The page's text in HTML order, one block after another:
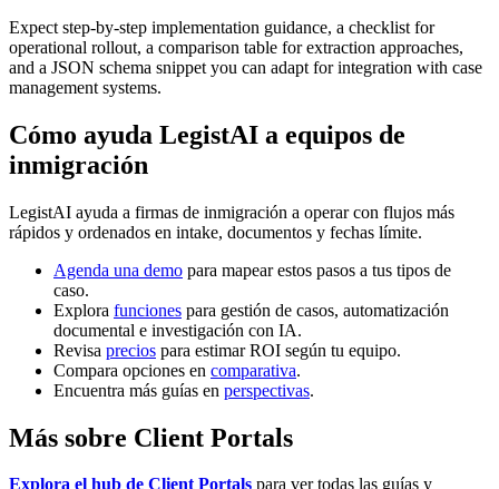
Expect step-by-step implementation guidance, a checklist for
operational rollout, a comparison table for extraction approaches,
and a JSON schema snippet you can adapt for integration with case
management systems.
Cómo ayuda LegistAI a equipos de
inmigración
LegistAI ayuda a firmas de inmigración a operar con flujos más
rápidos y ordenados en intake, documentos y fechas límite.
Agenda una demo para mapear estos pasos a tus tipos de
caso.
Explora funciones para gestión de casos, automatización
documental e investigación con IA.
Revisa precios para estimar ROI según tu equipo.
Compara opciones en comparativa.
Encuentra más guías en perspectivas.
Más sobre Client Portals
Explora el hub de Client Portals para ver todas las guías y